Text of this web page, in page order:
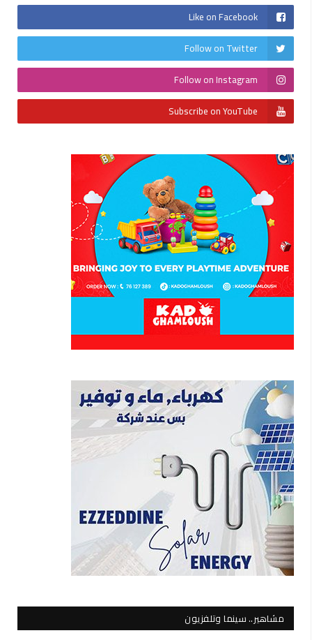
Like on Facebook
Follow on Twitter
Follow on Instagram
Subscribe on YouTube
مشاهير.. سينما وتلفزيون